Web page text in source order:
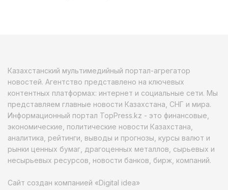
Казахстанский мультимедийный портал-агрегатор
новостей. Агентство представлено на ключевых
контентных платформах: интернет и социальные сети. Мы
представляем главные новости Казахстана, СНГ и мира.
Информационный портал TopPress.kz - это финансовые,
экономические, политические новости Казахстана,
аналитика, рейтинги, выводы и прогнозы, курсы валют и
рынки ценных бумаг, драгоценных металлов, сырьевых и
несырьевых ресурсов, новости банков, бирж, компаний.
Сайт создан компанией «Digital idea»